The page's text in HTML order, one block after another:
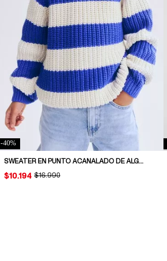
-40%
SWEATER EN PUNTO ACANALADO DE ALGODÓN
ORIGINAL PRICE:
$16.990
PRICE:
$10.194